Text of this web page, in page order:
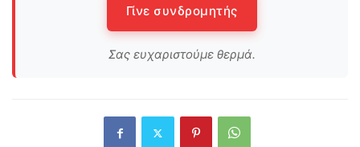
Γίνε συνδρομητής
Σας ευχαριστούμε θερμά.